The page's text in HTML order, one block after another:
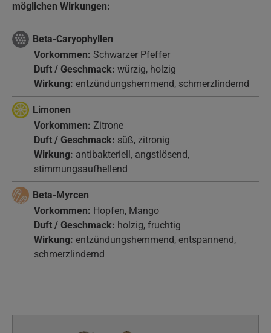
möglichen Wirkungen:
Beta-Caryophyllen
Vorkommen: Schwarzer Pfeffer
Duft / Geschmack: würzig, holzig
Wirkung: entzündungshemmend, schmerzlindernd
Limonen
Vorkommen: Zitrone
Duft / Geschmack: süß, zitronig
Wirkung: antibakteriell, angstlösend,
stimmungsaufhellend
Beta-Myrcen
Vorkommen: Hopfen, Mango
Duft / Geschmack: holzig, fruchtig
Wirkung: entzündungshemmend, entspannend,
schmerzlindernd